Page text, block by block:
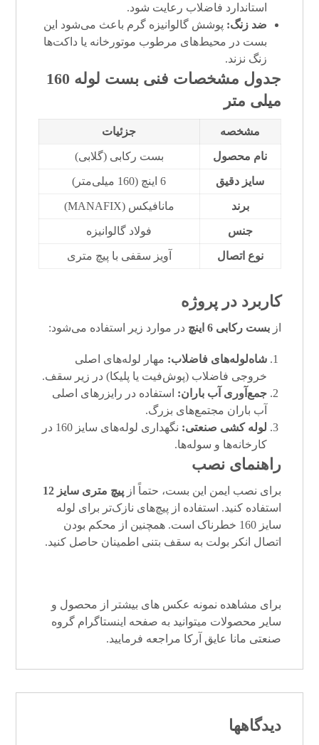
استاندارد فاضلاب رعایت شود.
ضد زنگ: پوشش گالوانیزه گرم باعث می‌شود این
بست در محیط‌های مرطوب موتورخانه یا داکت‌ها
زنگ نزند.
جدول مشخصات فنی
بست لوله 160
میلی متر
مشخصه جزئیات
نام محصول بست رکابی (گلابی)
سایز دقیق 6 اینچ (160 میلی‌متر)
برند مانافیکس (MANAFIX)
جنس فولاد گالوانیزه
نوع اتصال آویز سقفی با پیچ متری
کاربرد در پروژه
ازبست رکابی 6 اینچ در موارد زیر استفاده می‌شود:
شاه‌لوله‌های فاضلاب: مهار لوله‌های اصلی
خروجی فاضلاب (پوش‌فیت یا پلیکا) در زیر سقف.
جمع‌آوری آب باران: استفاده در رایزرهای اصلی
آب باران مجتمع‌های بزرگ.
لوله کشی صنعتی:
نگهداری لوله‌های سایز 160 در
کارخانه‌ها و سوله‌ها.
راهنمای نصب
برای نصب ایمن این بست، حتماً ازپیچ متری سایز 12
استفاده کنید. استفاده از پیچ‌های نازک‌تر برای لوله
سایز 160 خطرناک است. همچنین از محکم بودن
اتصال انکر بولت به سقف بتنی اطمینان حاصل کنید.
برای مشاهده نمونه عکس های بیشتر از محصول و
سایر محصولات میتوانید به صفحه اینستاگرام گروه
صنعتی مانا عایق آرکا مراجعه فرمایید.
دیدگاهها